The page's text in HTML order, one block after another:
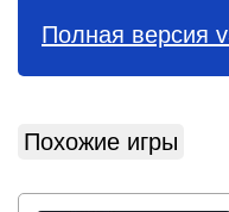
Полная версия
Похожие игры